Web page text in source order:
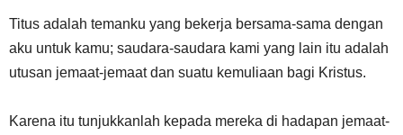
Titus adalah temanku yang bekerja bersama-sama dengan
aku untuk kamu; saudara-saudara kami yang lain itu adalah
utusan jemaat-jemaat dan suatu kemuliaan bagi Kristus.
Karena itu tunjukkanlah kepada mereka di hadapan jemaat-